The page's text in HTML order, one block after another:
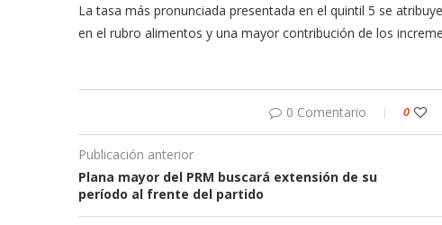
La tasa más pronunciada presentada en el quintil 5 se
en el rubro alimentos y una mayor contribución de los
0 Comentario 0
Publicación anterior
Plana mayor del PRM buscará extensión de su
período al frente del partido